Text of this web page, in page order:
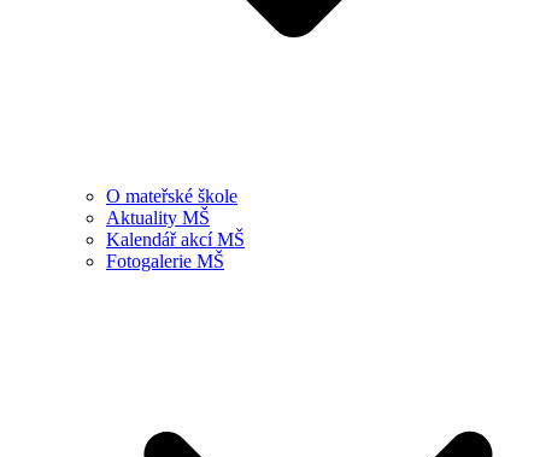
O mateřské škole
Aktuality MŠ
Kalendář akcí MŠ
Fotogalerie MŠ